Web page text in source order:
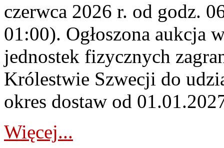
czerwca 2026 r. od godz.
01:00). Ogłoszona aukcja
jednostek fizycznych
Królestwie Szwecji do
okres dostaw od
Więcej...